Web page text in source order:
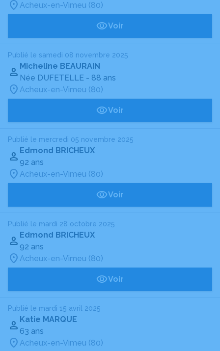
Acheux-en-Vimeu (80)
Voir
Publié le samedi 08 novembre 2025
Micheline BEAURAIN
Née DUFETELLE - 88 ans
Acheux-en-Vimeu (80)
Voir
Publié le mercredi 05 novembre 2025
Edmond BRICHEUX
92 ans
Acheux-en-Vimeu (80)
Voir
Publié le mardi 28 octobre 2025
Edmond BRICHEUX
92 ans
Acheux-en-Vimeu (80)
Voir
Publié le mardi 15 avril 2025
Katie MARQUE
63 ans
Acheux-en-Vimeu (80)